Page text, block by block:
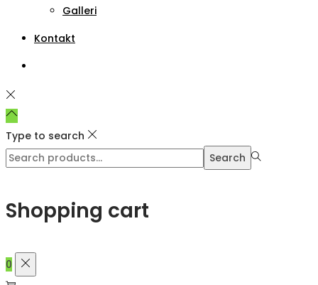
Galleri
Kontakt
Type to search
Search
Search
Shopping cart
0